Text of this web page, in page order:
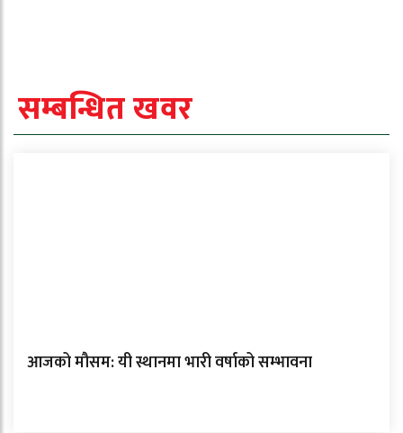
सम्बन्धित खवर
आजको मौसम: यी स्थानमा भारी वर्षाको सम्भावना